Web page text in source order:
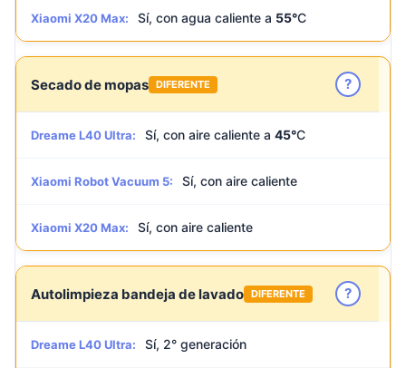
Xiaomi X20 Max: Sí, con agua caliente a 55°C
Secado de mopas DIFERENTE ?
Dreame L40 Ultra: Sí, con aire caliente a 45°C
Xiaomi Robot Vacuum 5: Sí, con aire caliente
Xiaomi X20 Max: Sí, con aire caliente
Autolimpieza bandeja de lavado DIFERENTE ?
Dreame L40 Ultra: Sí, 2° generación